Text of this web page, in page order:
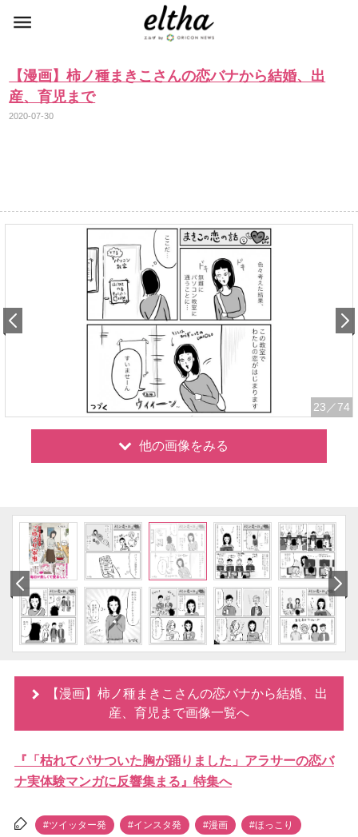
【漫画】柿ノ種まきこさんの恋バナから結婚、出
産、育児まで
2020-07-30
23 ／74
他の画像をみる
【漫画】柿ノ種まきこさんの恋バナから結婚、出
産、育児まで画像一覧へ
『「枯れてパサついた胸が踊りました」アラサーの恋バ
ナ実体験マンガに反響集まる』特集へ
#ツイッター発 #インスタ発 #漫画 #ほっこり